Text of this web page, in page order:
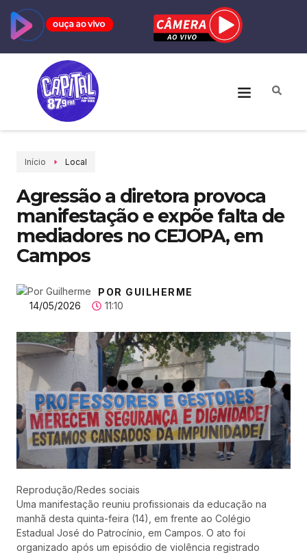
Início Local
Agressão a diretora provoca
manifestação e expõe falta de
mediadores no CEJOPA, em
Campos
POR GUILHERME
14/05/2026
11:10
Reprodução/Redes sociais
Uma manifestação reuniu profissionais da educação na
manhã desta quinta-feira (14), em frente ao Colégio
Estadual José do Patrocínio, em Campos. O ato foi
organizado após um episódio de violência registrado